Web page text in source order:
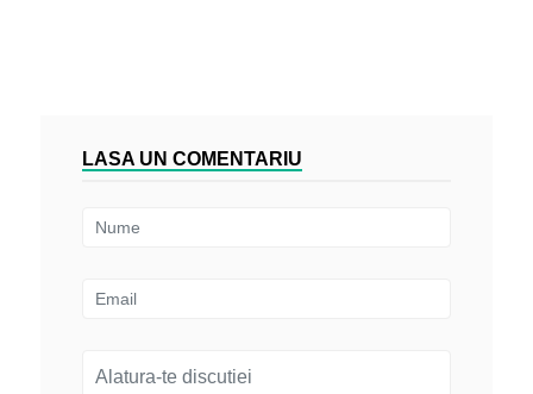
LASA UN COMENTARIU